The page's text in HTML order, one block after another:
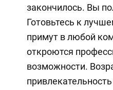
закончилось. Вы
Готовьтесь к
примут в любой
откроются
возможности.